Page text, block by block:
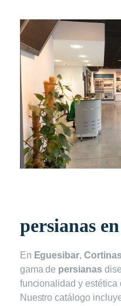
persianas
En Eguesibar,
gama de persianas
funcionalidad y estética
Nuestro catálogo